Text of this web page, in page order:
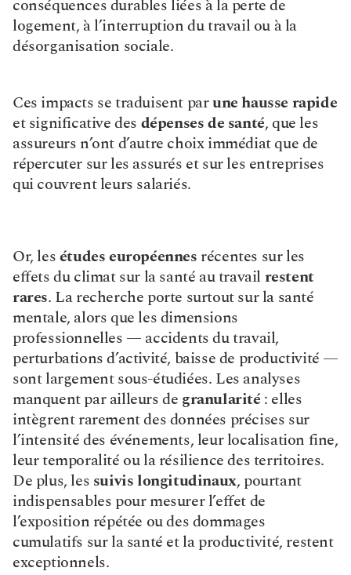
conséquences durables liées à la perte de
logement, à l’interruption du travail ou à la
désorganisation sociale.
Ces impacts se traduisent par une hausse rapide
et significative des dépenses de santé, que les
assureurs n’ont d’autre choix immédiat que de
répercuter sur les assurés et sur les entreprises
qui couvrent leurs salariés.
Or, les études européennes récentes sur les
effets du climat sur la santé au travail restent
rares. La recherche porte surtout sur la santé
mentale, alors que les dimensions
professionnelles — accidents du travail,
perturbations d’activité, baisse de productivité —
sont largement sous-étudiées. Les analyses
manquent par ailleurs de granularité : elles
intègrent rarement des données précises sur
l’intensité des événements, leur localisation fine,
leur temporalité ou la résilience des territoires.
De plus, les suivis longitudinaux, pourtant
indispensables pour mesurer l’effet de
l’exposition répétée ou des dommages
cumulatifs sur la santé et la productivité, restent
exceptionnels.